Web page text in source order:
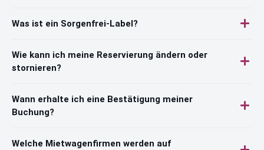
Was ist ein Sorgenfrei-Label?
Wie kann ich meine Reservierung ändern oder
stornieren?
Wann erhalte ich eine Bestätigung meiner
Buchung?
Welche Mietwagenfirmen werden auf